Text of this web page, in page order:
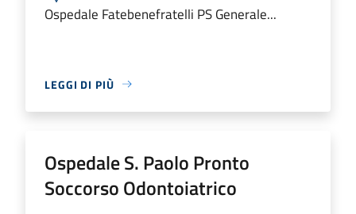
Ospedale Fatebenefratelli PS Generale...
LEGGI DI PIÙ
Ospedale S. Paolo Pronto
Soccorso Odontoiatrico